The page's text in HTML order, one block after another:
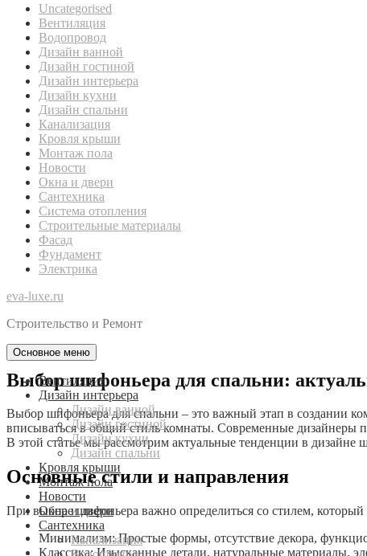
Uncategorised
Вентиляция
Водопровод
Дизайн ванной
Дизайн гостиной
Дизайн интерьера
Дизайн кухни
Дизайн спальни
Канализация
Кровля крыши
Монтаж пола
Новости
Окна и двери
Сантехника
Система отопления
Строительные материалы
Фасад
Фундамент
Электрика
eva-luxe.ru
Строительство и Ремонт
Основное меню
Вентиляция
Дизайн интерьера
Дизайн ванной
Дизайн гостиной
Дизайн кухни
Дизайн спальни
Кровля крыши
Монтаж пола
Новости
Окна и двери
Сантехника
Канализация
Выбор шифоньера для спальни:
Выбор шифоньера для спальни – это важный этап в создании
вписываться в общий стиль комнаты. Современные дизайнеры
В этой статье мы рассмотрим актуальные тенденции в
Основные стили и направления
При выборе шифоньера важно определиться со стилем,
Минимализм: Простые формы, отсутствие декора,
Классика: Изысканные детали, натуральные материалы,